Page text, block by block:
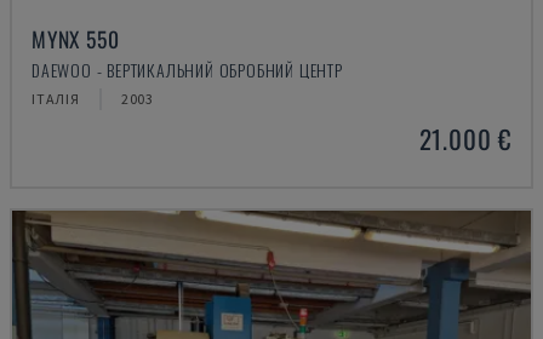
MYNX 550
DAEWOO - ВЕРТИКАЛЬНИЙ ОБРОБНИЙ ЦЕНТР
ІТАЛІЯ 2003
21.000 €